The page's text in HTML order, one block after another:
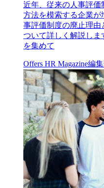
近年、従来の人事評価
方法を模索する企業が
事評価制度の廃止理由
ついて詳しく解説しま
を集めて
Offers HR Magazine編